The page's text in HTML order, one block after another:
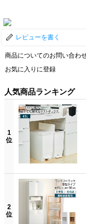
レビューを書く
商品についてのお問い合わ
お気に入りに登録
人気商品ランキング
1
位
2
位